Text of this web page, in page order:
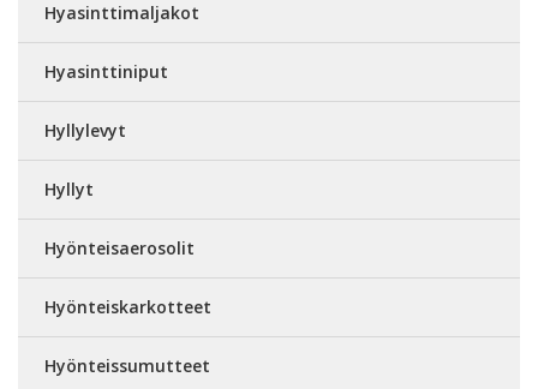
Hyasinttimaljakot
Hyasinttiniput
Hyllylevyt
Hyllyt
Hyönteisaerosolit
Hyönteiskarkotteet
Hyönteissumutteet